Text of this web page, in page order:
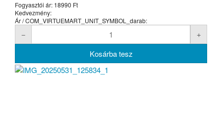
Fogyasztói ár: 18990 Ft
Kedvezmény:
Ár / COM_VIRTUEMART_UNIT_SYMBOL_darab: